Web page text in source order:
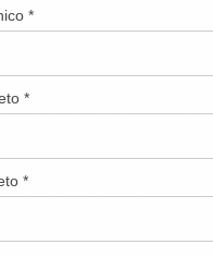
por la Sra. Vicky
de
de la entidad a
un agradecimiento
al
ciudadanos”.